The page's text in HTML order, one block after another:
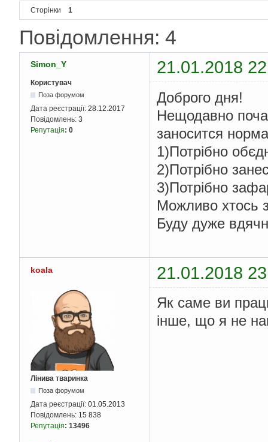
Сторінки 1
Повідомлення: 4
Simon_Y 21.01.2018
Користувач
Поза форумом
Дата реєстрації: 28.12.2017
Повідомлень: 3
Репутація: 0
Доброго дня!
Нещодавно
заносится
1)Потрібно
2)Потрібно
3)Потрібно
Можливо хтось
Буду дуже
koala 21.01.2018
Лінива тваринка
Поза форумом
Дата реєстрації: 01.05.2013
Повідомлень: 15 838
Репутація: 13496
Як саме ви
інше, що я не